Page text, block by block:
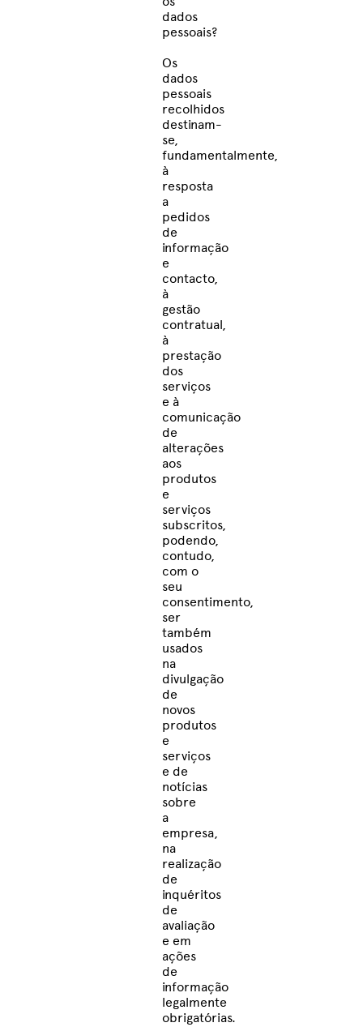
dados
pessoais?
Os
dados
pessoais
recolhidos
destinam-
se,
fundamentalmente,
à
resposta
a
pedidos
de
informação
e
contacto,
à
gestão
contratual,
à
prestação
dos
serviços
e à
comunicação
de
alterações
aos
produtos
e
serviços
subscritos,
podendo,
contudo,
com o
seu
consentimento,
ser
também
usados
na
divulgação
de
novos
produtos
e
serviços
e de
notícias
sobre
a
empresa,
na
realização
de
inquéritos
de
avaliação
e em
ações
de
informação
legalmente
obrigatórias.